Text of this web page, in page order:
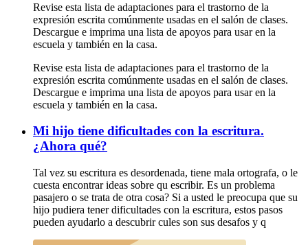
Revise esta lista de adaptaciones para el trastorno de la
expresión escrita comúnmente usadas en el salón de clases.
Descargue e imprima una lista de apoyos para usar en la
escuela y también en la casa.
Revise esta lista de adaptaciones para el trastorno de la
expresión escrita comúnmente usadas en el salón de clases.
Descargue e imprima una lista de apoyos para usar en la
escuela y también en la casa.
Mi hijo tiene dificultades con la escritura.
¿Ahora qué?
Tal vez su escritura es desordenada, tiene mala ortografa, o le
cuesta encontrar ideas sobre qu escribir. Es un problema
pasajero o se trata de otra cosa? Si a usted le preocupa que su
hijo pudiera tener dificultades con la escritura, estos pasos
pueden ayudarlo a descubrir cules son sus desafos y q